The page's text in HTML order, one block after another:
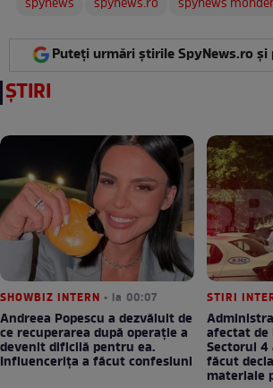
spynews spynews.ro spynews
Puteți urmări știrile SpyNews.ro și
ȘTIRI
SHOWBIZ INTERN • la 00:07
Andreea Popescu a dezvăluit de
ce recuperarea după operație a
devenit dificilă pentru ea.
Influencerița a făcut confesiuni
STIRI
afectat de
Sectorul
făcut
materiale